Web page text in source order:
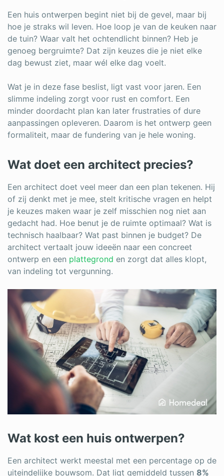
Een huis ontwerpen begint niet bij de gevel, maar bij
hoe je straks wil leven. Hoe loop je van de keuken naar
de tuin? Waar valt het ochtendlicht binnen? Heb je
genoeg bergruimte? Dat zijn keuzes die je niet elke
dag bewust ziet, maar wél elke dag voelt.
Wat je in deze fase beslist, ligt vast voor jaren. Een
slimme indeling zorgt voor rust en comfort. Een
minder doordacht plan kan later frustraties of dure
aanpassingen opleveren. Daarom is het ontwerp geen
formaliteit, maar de fundering van je hele woning.
Wat doet een architect precies?
Een architect doet veel meer dan een plan tekenen. Hij
of zij denkt met je mee, stelt kritische vragen en helpt
je keuzes maken waar je zelf misschien nog niet aan
gedacht had. Hoe benut je de ruimte optimaal? Wat is
technisch haalbaar? Wat past binnen je budget? De
architect vertaalt jouw ideeën naar een concreet
ontwerp en een plattegrond en zorgt dat alles klopt,
van indeling tot vergunning.
Wat kost een huis ontwerpen?
Een architect werkt meestal met een percentage op de
uiteindelijke bouwsom. Dat ligt gemiddeld tussen 8%